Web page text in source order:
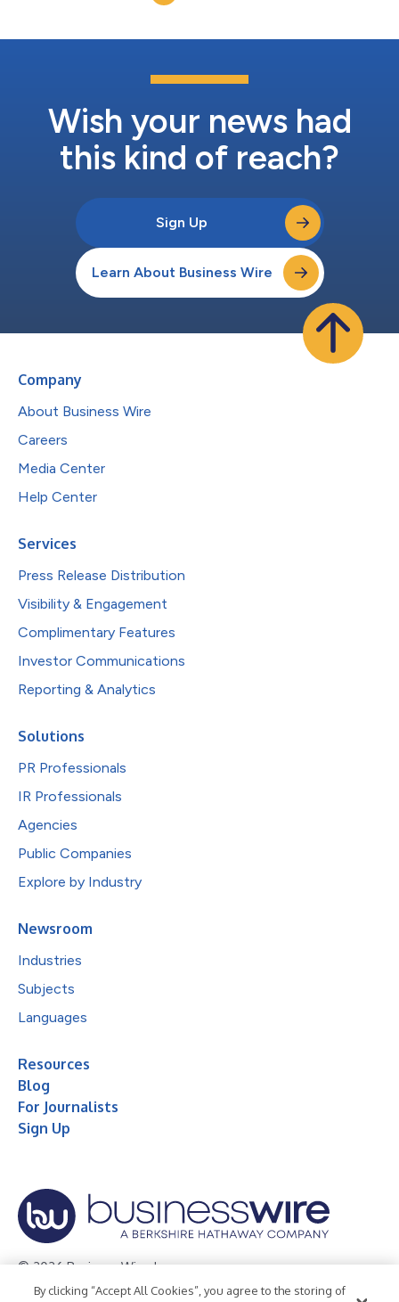
privés, en conseillant des...
Wish your news had
this kind of reach?
Sign Up
Learn About Business Wire
Company
About Business Wire
Careers
Media Center
Help Center
Services
Press Release Distribution
Visibility & Engagement
Complimentary Features
Investor Communications
Reporting & Analytics
Solutions
PR Professionals
IR Professionals
Agencies
Public Companies
Explore by Industry
Newsroom
Industries
Subjects
Languages
Resources
Blog
For Journalists
Sign Up
© 2026 Business Wire, Inc.
Privacy Policy Cookie Policy Accessibility Statement
By clicking “Accept All Cookies”, you agree to the storing of